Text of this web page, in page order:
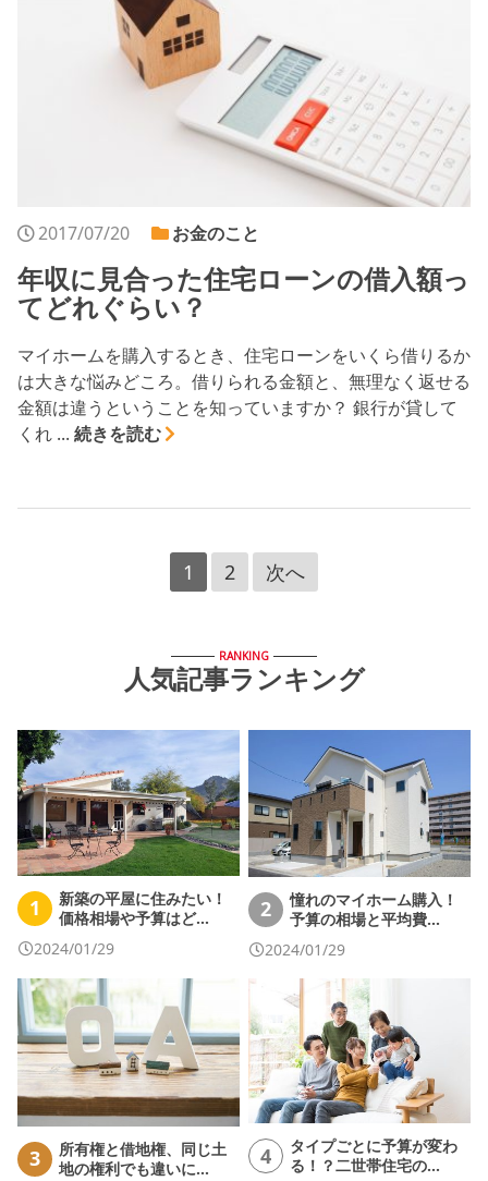
2017/07/20 お金のこと
年収に見合った住宅ローンの借入額っ
てどれぐらい？
マイホームを購入するとき、住宅ローンをいくら借りるか
は大きな悩みどころ。借りられる金額と、無理なく返せる
金額は違うということを知っていますか？ 銀行が貸して
くれ ... 続きを読む
1 2 次へ
RANKING
人気記事ランキング
1
新築の平屋に住みたい！
価格相場や予算はど…
2024/01/29
2
憧れのマイホーム購入！
予算の相場と平均費…
2024/01/29
3
所有権と借地権、同じ土
地の権利でも違いに…
4
タイプごとに予算が変わ
る！？二世帯住宅の…